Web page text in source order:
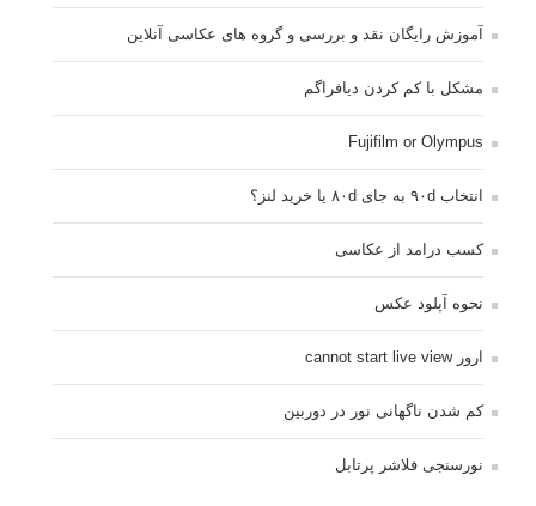
آموزش رایگان نقد و بررسی و گروه های عکاسی آنلاین
مشکل با کم کردن دیافراگم
Fujifilm or Olympus
انتخاب ۹۰d به جای ۸۰d یا خرید لنز؟
کسب درامد از عکاسی
نحوه آپلود عکس
ارور cannot start live view
کم شدن ناگهانی نور در دوربین
نورسنجی فلاشر پرتابل